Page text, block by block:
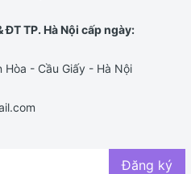
TP. Hà Nội cấp ngày:
Hòa - Cầu Giấy - Hà Nội
Đăng ký